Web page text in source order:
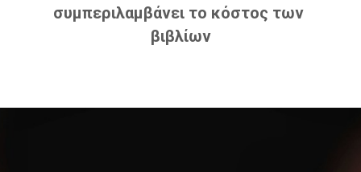
συμπεριλαμβάνει το κόστος των
βιβλίων